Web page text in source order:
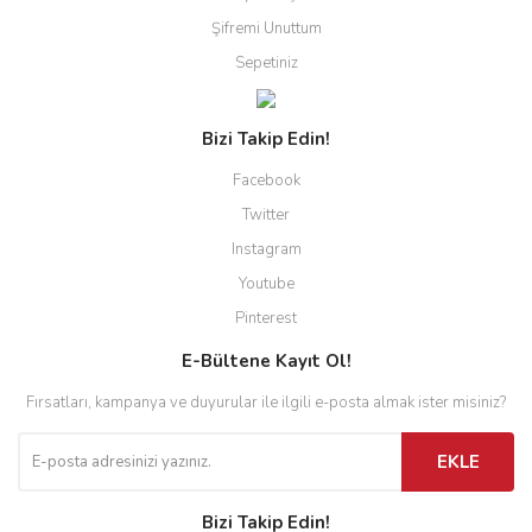
Şifremi Unuttum
Sepetiniz
Bizi Takip Edin!
Facebook
Twitter
Instagram
Youtube
Pinterest
E-Bültene Kayıt Ol!
Fırsatları, kampanya ve duyurular ile ilgili e-posta almak ister misiniz?
EKLE
Bizi Takip Edin!